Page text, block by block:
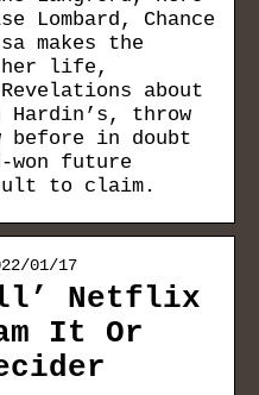
Lombard, Chance
makes the
her life,
about
throw
before in doubt
won future
to claim.
01/17
Netflix
It Or